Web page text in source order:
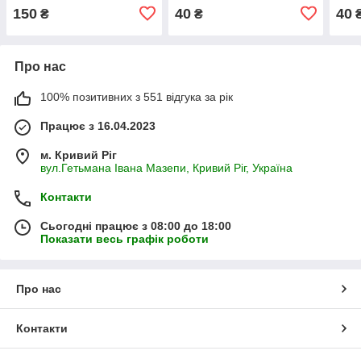
150 ₴ 40₴ 40
Про нас
100% позитивних з 551 відгука за рік
Працює з 16.04.2023
м. Кривий Ріг
вул.Гетьмана Івана Мазепи, Кривий Ріг, Україна
Контакти
Сьогодні працює з 08:00 до 18:00
Показати весь графік роботи
Про нас
Контакти